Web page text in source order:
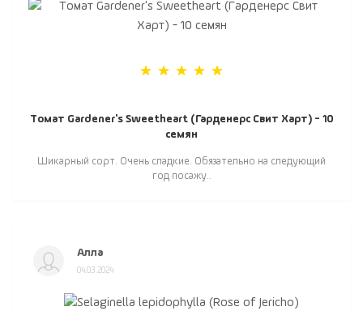
Томат Gardener's Sweetheart (Гарденерс Свит Харт) - 10
семян
Шикарный сорт. Очень сладкие. Обязательно на следующий
год посажу..
Алла
04.03.2024